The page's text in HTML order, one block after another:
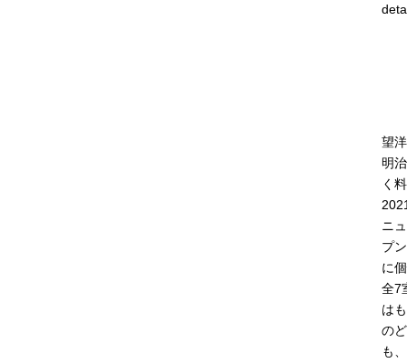
望
明
く
ニ
プ
に
全7
は
の
も